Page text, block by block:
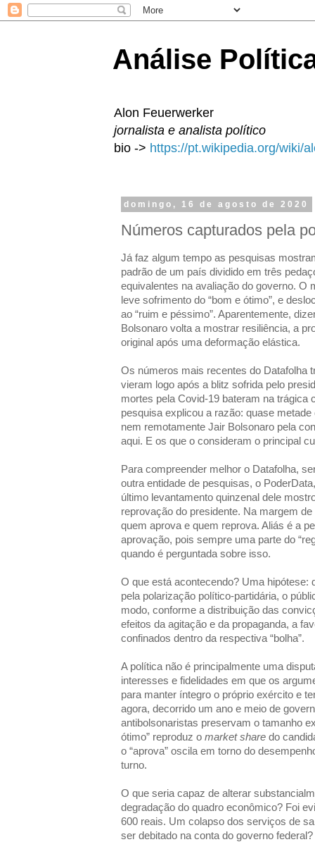
Análise
Alon Feuerwerker
jornalista e analista político
bio -> https://pt.wikipedia.org/wiki/
domingo, 16 de agosto de 2020
Números capturados pela
Já faz algum tempo as pesquisas
padrão de um país dividido em três
equivalentes na avaliação do governo. O
leve sofrimento do “bom e ótimo”, e
ao “ruim e péssimo”. Aparentemente,
Bolsonaro volta a mostrar resiliência, a
original após uma deformação elástica.
Os números mais recentes do Datafolha
vieram logo após a blitz sofrida pelo
mortes pela Covid-19 bateram na trágica
pesquisa explicou a razão: quase
nem remotamente Jair Bolsonaro pela
aqui. E os que o consideram o principal
Para compreender melhor o Datafolha,
outra entidade de pesquisas, o
último levantamento quinzenal dele
reprovação do presidente. Na margem
quem aprova e quem reprova. Aliás é a
aprovação, pois sempre uma parte do
quando é perguntada sobre isso.
O que está acontecendo? Uma hipótese:
pela polarização político-partidária, o
modo, conforme a distribuição das
efeitos da agitação e da propaganda, a
confinados dentro da respectiva “bolha”.
A política não é principalmente uma
interesses e fidelidades em que os
para manter íntegro o próprio exército e
agora, decorrido um ano e meio de
antibolsonaristas preservam o tamanho
ótimo” reproduz o market share do
o “aprova” oscila em torno do
turno.
O que seria capaz de alterar
degradação do quadro econômico? Foi
600 reais. Um colapso dos serviços de
ser debitado na conta do governo